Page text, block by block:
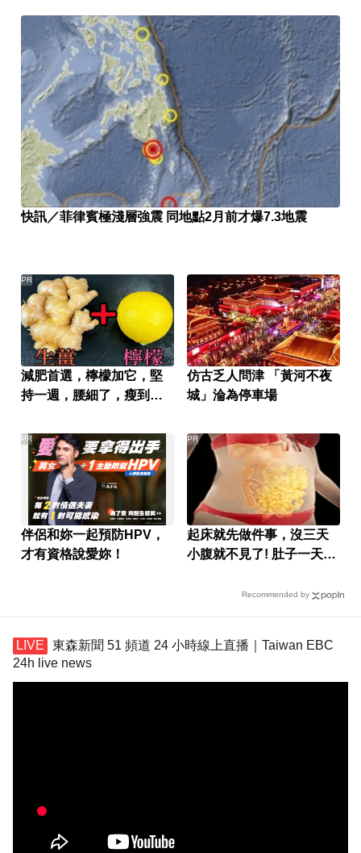
快訊／菲律賓極淺層強震 同地點2月前才爆7.3地震
減肥首選，檸檬加它，堅
持一週，腰細了，瘦到你
PR
仿古乏人問津 「黃河不夜
城」淪為停車場
伴侶和妳一起預防HPV，
才有資格說愛妳！
PR
起床就先做件事，沒三天
小腹就不見了! 肚子一天天
PR
Recommended by
東森新聞 51 頻道 24 小時線上直播｜Taiwan EBC
24h live news